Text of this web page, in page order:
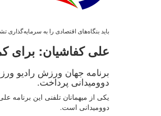
باید بنگاه‌های اقتصادی را به سرمایه‌گذاری
علی کفاشیان: برای
دوومیدانی پرداخت.
یکی از میهمانان تلفنی این
دوومیدانی است.